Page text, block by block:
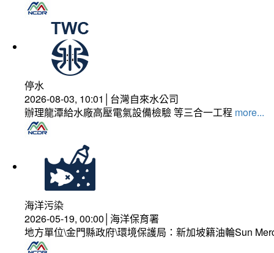
停水
2026-08-03, 10:01│台灣自來水公司
辦理龍潭給水廠高壓電氣設備檢驗 等三合一工程 more...
海洋污染
2026-05-19, 00:00│海洋保育署
地方單位\金門縣政府\環境保護局：新加坡籍油輪Sun